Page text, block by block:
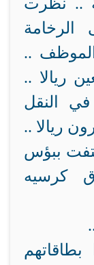
الرخامة
الموظف ..
ريالا ..
النقل
ريالا ..
ببؤس
كرسيه